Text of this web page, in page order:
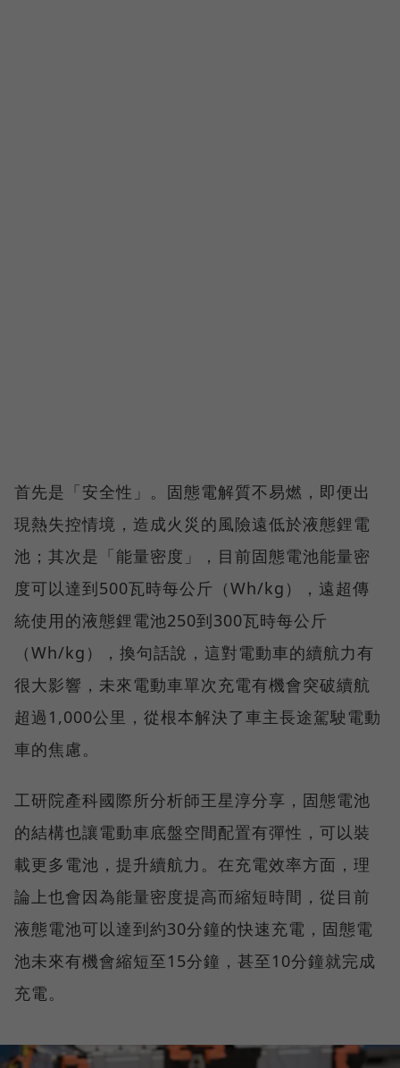
首先是「安全性」。固態電解質不易燃，即便出
現熱失控情境，造成火災的風險遠低於液態鋰電
池；其次是「能量密度」，目前固態電池能量密
度可以達到500瓦時每公斤（Wh/kg），遠超傳
統使用的液態鋰電池250到300瓦時每公斤
（Wh/kg），換句話說，這對電動車的續航力有
很大影響，未來電動車單次充電有機會突破續航
超過1,000公里，從根本解決了車主長途駕駛電動
車的焦慮。
工研院產科國際所分析師王星淳分享，固態電池
的結構也讓電動車底盤空間配置有彈性，可以裝
載更多電池，提升續航力。在充電效率方面，理
論上也會因為能量密度提高而縮短時間，從目前
液態電池可以達到約30分鐘的快速充電，固態電
池未來有機會縮短至15分鐘，甚至10分鐘就完成
充電。